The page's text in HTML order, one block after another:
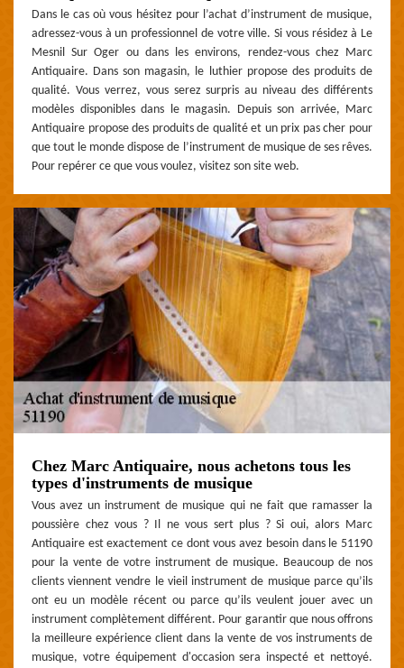
Dans le cas où vous hésitez pour l’achat d’instrument de musique,
adressez-vous à un professionnel de votre ville. Si vous résidez à Le
Mesnil Sur Oger ou dans les environs, rendez-vous chez Marc
Antiquaire. Dans son magasin, le luthier propose des produits de
qualité. Vous verrez, vous serez surpris au niveau des différents
modèles disponibles dans le magasin. Depuis son arrivée, Marc
Antiquaire propose des produits de qualité et un prix pas cher pour
que tout le monde dispose de l’instrument de musique de ses rêves.
Pour repérer ce que vous voulez, visitez son site web.
Chez Marc Antiquaire, nous achetons tous les
types d'instruments de musique
Vous avez un instrument de musique qui ne fait que ramasser la
poussière chez vous ? Il ne vous sert plus ? Si oui, alors Marc
Antiquaire est exactement ce dont vous avez besoin dans le 51190
pour la vente de votre instrument de musique. Beaucoup de nos
clients viennent vendre le vieil instrument de musique parce qu’ils
ont eu un modèle récent ou parce qu’ils veulent jouer avec un
instrument complètement différent. Pour garantir que nous offrons
la meilleure expérience client dans la vente de vos instruments de
musique, votre équipement d'occasion sera inspecté et nettoyé.